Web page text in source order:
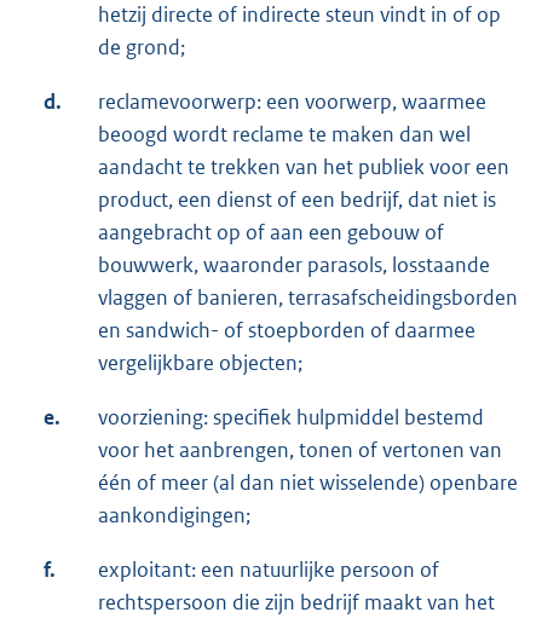
hetzij directe of indirecte steun vindt in of op
de grond;
d.
reclamevoorwerp: een voorwerp, waarmee
beoogd wordt reclame te maken dan wel
aandacht te trekken van het publiek voor een
product, een dienst of een bedrijf, dat niet is
aangebracht op of aan een gebouw of
bouwwerk, waaronder parasols, losstaande
vlaggen of banieren, terrasafscheidingsborden
en sandwich- of stoepborden of daarmee
vergelijkbare objecten;
e.
voorziening: specifiek hulpmiddel bestemd
voor het aanbrengen, tonen of vertonen van
één of meer (al dan niet wisselende) openbare
aankondigingen;
f.
exploitant: een natuurlijke persoon of
rechtspersoon die zijn bedrijf maakt van het